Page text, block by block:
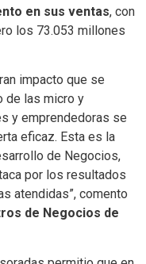
en sus ventas, con
los 73.053 millones
impacto que se
de las micro y
y emprendedoras se
eficaz. Esta es la
de Negocios,
por los resultados
atendidas”, comento
de Negocios de